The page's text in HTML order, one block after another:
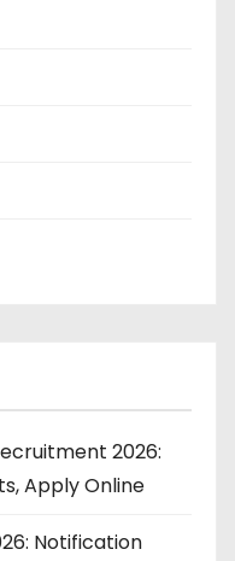
2026:
Apply Online
Notification